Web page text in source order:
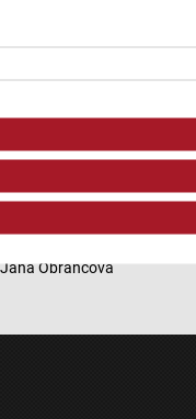
si u nás prešla
a zdá sa, že teraz sú s
ochranári, aj
aj do budúcnosti.
Obrancová